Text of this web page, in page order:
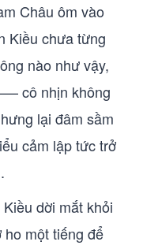
Châu ôm vào
Kiều chưa từng
nào như vậy,
cô nhịn không
lại đâm sầm
cảm lập tức trở
Kiều dời mắt khỏi
một tiếng để